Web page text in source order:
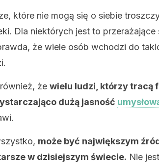
które nie mogą się o siebie
Dla niektórych jest to przerażające
że ​​wiele osób wchodzi do
że wielu ludzi, którzy tracą
dużą jasność
może być największym
w dzisiejszym świecie. Nie